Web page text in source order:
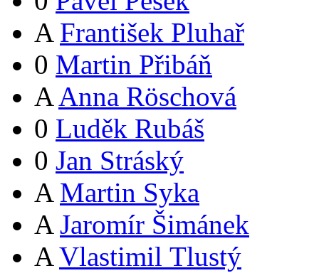
A František Pluhař
0 Martin Přibáň
A Anna Röschová
0 Luděk Rubáš
0 Jan Stráský
A Martin Syka
A Jaromír Šimánek
A Vlastimil Tlustý